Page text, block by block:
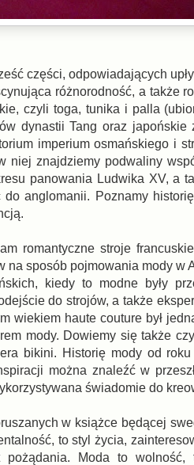
części, odpowiadających
różnorodność, a także
czyli toga, tunika i palla
dynastii Tang oraz
imperium osmańskiego i
niej znajdziemy podwaliny
panowania Ludwika XV, a
do anglomanii. Poznamy
romantyczne stroje
na sposób pojmowania mody
kiedy to modne były
do strojów, a także
wiekiem haute couture był
mody. Dowiemy się także
bikini. Historię mody od
można znaleźć w
świadomie do
w książce będącej
to styl życia,
Moda to